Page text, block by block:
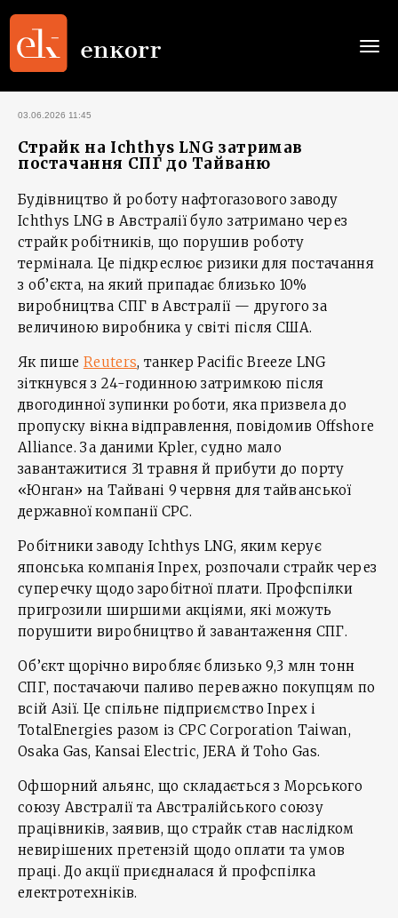
03.06.2026 11:45
Страйк на Ichthys LNG затримав
постачання СПГ до Тайваню
Будівництво й роботу нафтогазового заводу
Ichthys LNG в Австралії було затримано через
страйк робітників, що порушив роботу
термінала. Це підкреслює ризики для постачання
з об’єкта, на який припадає близько 10%
виробництва СПГ в Австралії — другого за
величиною виробника у світі після США.
Як пише Reuters, танкер Pacific Breeze LNG
зіткнувся з 24-годинною затримкою після
двогодинної зупинки роботи, яка призвела до
пропуску вікна відправлення, повідомив Offshore
Alliance. За даними Kpler, судно мало
завантажитися 31 травня й прибути до порту
«Юнган» на Тайвані 9 червня для тайванської
державної компанії CPC.
Робітники заводу Ichthys LNG, яким керує
японська компанія Inpex, розпочали страйк через
суперечку щодо заробітної плати. Профспілки
пригрозили ширшими акціями, які можуть
порушити виробництво й завантаження СПГ.
Об’єкт щорічно виробляє близько 9,3 млн тонн
СПГ, постачаючи паливо переважно покупцям по
всій Азії. Це спільне підприємство Inpex і
TotalEnergies разом із CPC Corporation Taiwan,
Osaka Gas, Kansai Electric, JERA й Toho Gas.
Офшорний альянс, що складається з Морського
союзу Австралії та Австралійського союзу
працівників, заявив, що страйк став наслідком
невирішених претензій щодо оплати та умов
праці. До акції приєдналася й профспілка
електротехніків.